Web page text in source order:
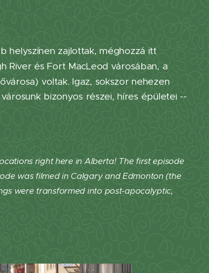
helyszínen zajlottak, méghozzá itt
River és Fort MacLeod városában, a
voltak. Igaz, sokszor nehezen
bizonyos részei, híres épületei --
right here in Alberta! The first episode
was filmed in Calgary and Edmonton (the
were transformed into post-apocalyptic,